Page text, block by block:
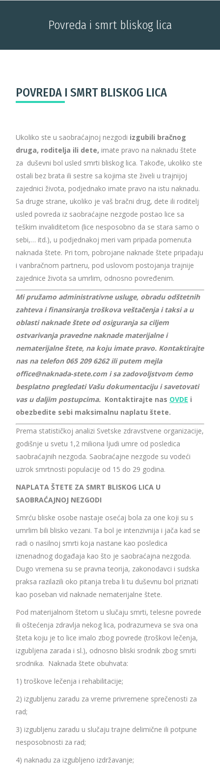
Povreda i smrt bliskog lica
POVREDA I SMRT BLISKOG LICA
Ukoliko ste u saobraćajnoj nezgodi izgubili bračnog
druga, roditelja ili dete, imate pravo na naknadu štete
za duševni bol usled smrti bliskog lica. Takođe, ukoliko ste
ostali bez brata ili sestre sa kojima ste živeli u trajnijoj
zajednici života, podjednako imate pravo na istu naknadu.
Sa druge strane, ukoliko je vaš bračni drug, dete ili roditelj
usled povreda iz saobraćajne nezgode postao lice sa
teškim invaliditetom (lice nesposobno da se stara samo o
sebi,… itd.), u podjednakoj meri vam pripada pomenuta
naknada štete. Pri tom, pobrojane naknade štete pripadaju
i vanbračnom partneru, pod uslovom postojanja trajnije
zajednice života sa umrlim, odnosno povređenim.
Mi pružamo administrativne usluge, obradu odštetnih
zahteva i finansiranja troškova veštačenja i taksi a u
oblasti naknade štete od osiguranja sa ciljem
ostvarivanja pravedne naknade materijalne i
nematerijalne štete, na koju imate pravo. Kontaktirajte
nas na telefon 065 209 6262 ili putem mejla
office@naknada-stete.com i sa zadovoljstvom ćemo
besplatno pregledati Vašu dokumentaciju i savetovati
vas u daljim postupcima. Kontaktirajte nas OVDE i
obezbedite sebi maksimalnu naplatu štete.
Prema statističkoj analizi Svetske zdravstvene organizacije,
godišnje u svetu 1,2 miliona ljudi umre od posledica
saobraćajnih nezgoda. Saobraćajne nezgode su vodeći
uzrok smrtnosti populacije od 15 do 29 godina.
NAPLATA ŠTETE ZA SMRT BLISKOG LICA U
SAOBRAĆAJNOJ NEZGODI
Smrću bliske osobe nastaje osećaj bola za one koji su s
umrlim bili blisko vezani. Ta bol je intenzivnija i jača kad se
radi o nasilnoj smrti koja nastane kao posledica
iznenadnog događaja kao što je saobraćajna nezgoda.
Dugo vremena su se pravna teorija, zakonodavci i sudska
praksa razilazili oko pitanja treba li tu duševnu bol priznati
kao poseban vid naknade nematerijalne štete.
Pod materijalnom štetom u slučaju smrti, telesne povrede
ili oštećenja zdravlja nekog lica, podrazumeva se sva ona
šteta koju je to lice imalo zbog povrede (troškovi lečenja,
izgubljena zarada i sl.), odnosno bliski srodnik zbog smrti
srodnika. Naknada štete obuhvata:
1) troškove lečenja i rehabilitacije;
2) izgubljenu zaradu za vreme privremene sprečenosti za
rad;
3) izgubljenu zaradu u slučaju trajne delimične ili potpune
nesposobnosti za rad;
4) naknadu za izgubljeno izdržavanje;